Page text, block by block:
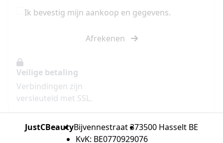
Ik bevestig mijn aankoop en gegevens.
Afrekenen
Veilige betaling
Verbindingen zijn
versleuteld met SSL.
JustCBeautyBijvennestraat 373500 Hasselt BE
KvK: BE0770929076